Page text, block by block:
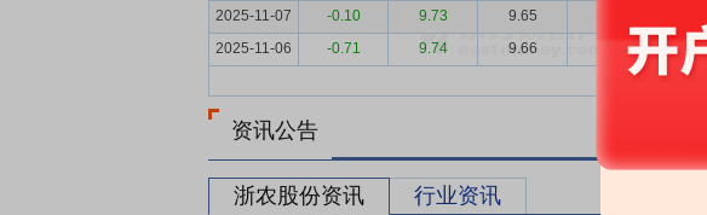
济增长稳步提升，也给汽车市场注入了长期发展的动力。据公安
较来看，中国的千人拥车量尚不及马来西亚、墨西哥、泰国，
2024年-2025年逐步迎来换购高峰期，释放的更新需求将进一
创历史新高。
要点6：医药行业
在国民经济持续发展、社会消费水平不断提
下，我国医药行业未来仍将蕴含较大的发展机遇。随着新一轮的
民生活水平提高后对健康刚性需求的增加以及我国基本医疗保
2025-11-07
-0.10 9.73 9.65 -0.82
2025-11-06
-0.71 9.74 9.66 -0.82
资讯公告
浙农股份资讯 行业资讯